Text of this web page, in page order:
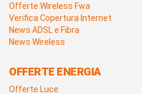
Offerte Wireless Fwa
Verifica Copertura Internet
News ADSL e Fibra
News Wireless
OFFERTE ENERGIA
Offerte Luce